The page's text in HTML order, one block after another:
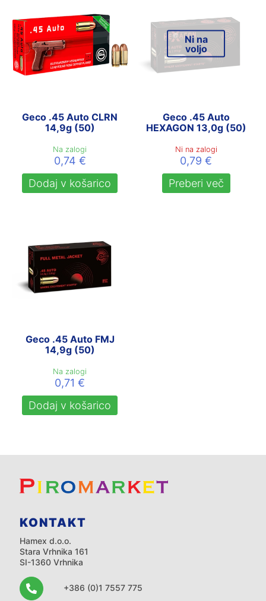
Geco .45 Auto CLRN
14,9g (50)
Na zalogi
0,74 €
Dodaj v košarico
Ni na
voljo
Geco .45 Auto
HEXAGON 13,0g (50)
Ni na zalogi
0,79€
Preberi več
Geco .45 Auto FMJ
14,9g (50)
Na zalogi
0,71€
Dodaj v košarico
KONTAKT
Hamex d.o.o.
Stara Vrhnika 161
SI-1360 Vrhnika
+386 (0)1 7557 775